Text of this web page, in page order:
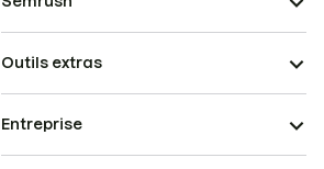
Outils extras
Entreprise